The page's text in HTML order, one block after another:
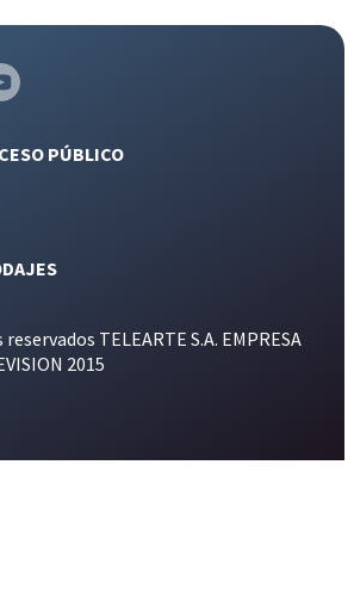
PÚBLICO
TELEARTE S.A. EMPRESA
2015